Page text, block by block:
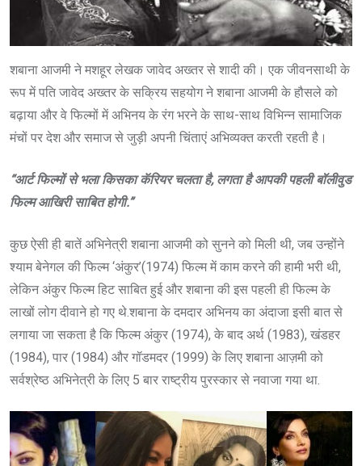
शबाना आजमी ने मशहूर लेखक जावेद अख्तर से शादी की। एक जीवनसाथी के
रूप में पति जावेद अख्तर के सक्रिय सहयोग ने शबाना आजमी के हौसले को
बढ़ाया और वे फिल्मों में अभिनय के रंग भरने के साथ-साथ विभिन्न सामाजिक
मंचों पर देश और समाज से जुड़ी अपनी चिंताएं अभिव्यक्त करती रहती है।
“आर्ट फिल्मों से भला किसका कॅरियर चलता है, लगता है आपकी पहली बॉलीवुड
फिल्म आखिरी साबित होगी.”
कुछ ऐसी ही बातें अभिनेत्री शबाना आजमी को सुनने को मिली थी, जब उन्होंने
श्याम बेनेगल की फिल्म ‘अंकुर’(1974) फिल्म में काम करने की हामी भरी थी,
लेकिन अंकुर फिल्म हिट साबित हुई और शबाना की इस पहली ही फिल्म के
लाखों लोग दीवाने हो गए थे.शबाना के दमदार अभिनय का अंदाजा इसी बात से
लगाया जा सकता है कि फिल्म अंकुर (1974), के बाद अर्थ (1983), खंडहर
(1984), पार (1984) और गॉडमदर (1999) के लिए शबाना आज़मी को
सर्वश्रेष्ठ अभिनेत्री के लिए 5 बार राष्ट्रीय पुरस्कार से नवाजा गया था.